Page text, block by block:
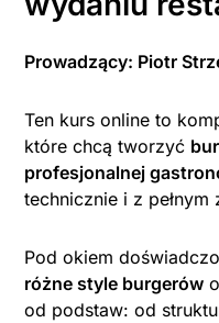
Prowadzący: Piotr
Ten kurs online to
które chcą tworzyć
profesjonalnej
technicznie i z
Pod okiem
różne style burgerów
od podstaw: od